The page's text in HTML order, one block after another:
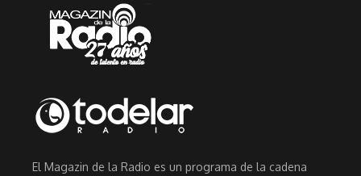
El Magazin de la Radio es un programa de la cadena